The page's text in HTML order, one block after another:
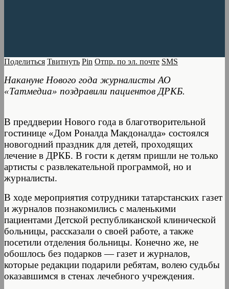
Поделиться Твитнуть Pin Отпр. по эл. почте SMS
Накануне Нового года журналисты АО
«Татмедиа» поздравили пациентов ДРКБ.
В преддверии Нового года в благотворительной
гостинице «Дом Роналда Макдоналда» состоялся
новогодний праздник для детей, проходящих
лечение в ДРКБ. В гости к детям пришли не только
артисты с развлекательной программой, но и
журналисты.
В ходе мероприятия сотрудники татарстанских газет
и журналов познакомились с маленькими
пациентами Детской республиканской клинической
больницы, рассказали о своей работе, а также
посетили отделения больницы. Конечно же, не
обошлось без подарков — газет и журналов,
которые редакции подарили ребятам, волею судьбы
оказавшимся в стенах лечебного учреждения.